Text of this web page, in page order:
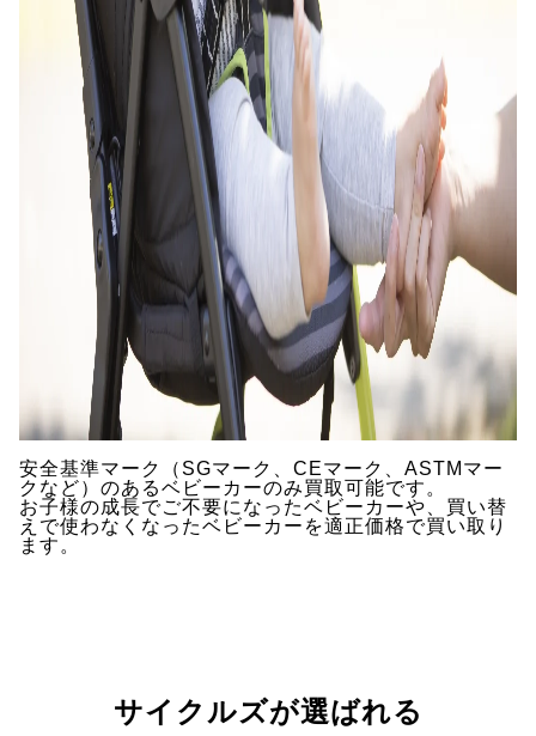
安全基準マーク（SGマーク、CEマーク、ASTMマー
クなど）のあるベビーカーのみ買取可能です。
お子様の成長でご不要になったベビーカーや、買い替
えで使わなくなったベビーカーを適正価格で買い取り
ます。
サイクルズが選ばれる